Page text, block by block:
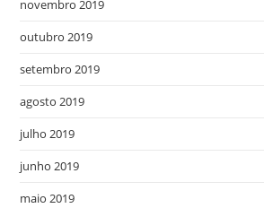
novembro 2019
outubro 2019
setembro 2019
agosto 2019
julho 2019
junho 2019
maio 2019